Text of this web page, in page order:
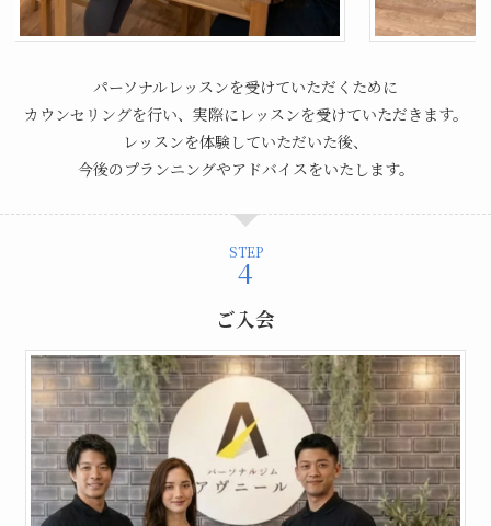
パーソナルレッスンを受けていただくために
カウンセリングを行い、実際にレッスンを受けていただきます。
レッスンを体験していただいた後、
今後のプランニングやアドバイスをいたします。
STEP
ご入会